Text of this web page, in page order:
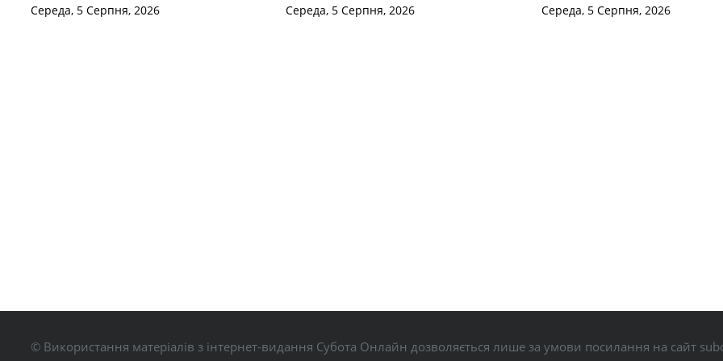
Середа, 5 Серпня, 2026 Середа, 5 Серпня, 2026 Середа, 5 Серпня, 2026
© Використання матеріалів з інтернет-видання Субота Онлайн дозволяється лише за умови посилання на сайт